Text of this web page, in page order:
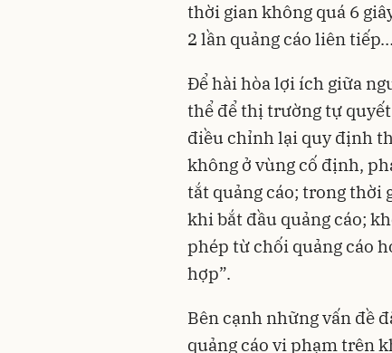
thời gian không quá 6
2 lần quảng cáo liên
Để hài hòa lợi ích giữa
thể để thị trường tự
điều chỉnh lại quy định
không ở vùng cố định,
tắt quảng cáo; trong thời
khi bắt đầu quảng cáo;
phép từ chối quảng cáo
hợp”.
Bên cạnh những vấn đề
quảng cáo vi phạm trên